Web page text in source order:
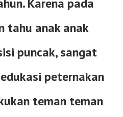
Karena pada
tahu anak anak
puncak, sangat
peternakan
teman teman